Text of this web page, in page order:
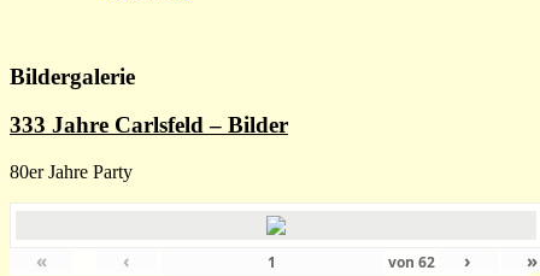
Bildergalerie
333 Jahre Carlsfeld – Bilder
80er Jahre Party
« ‹ von 62 › »